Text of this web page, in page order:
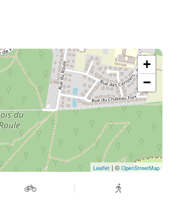
+
−
Leaflet| © OpenStreetMap